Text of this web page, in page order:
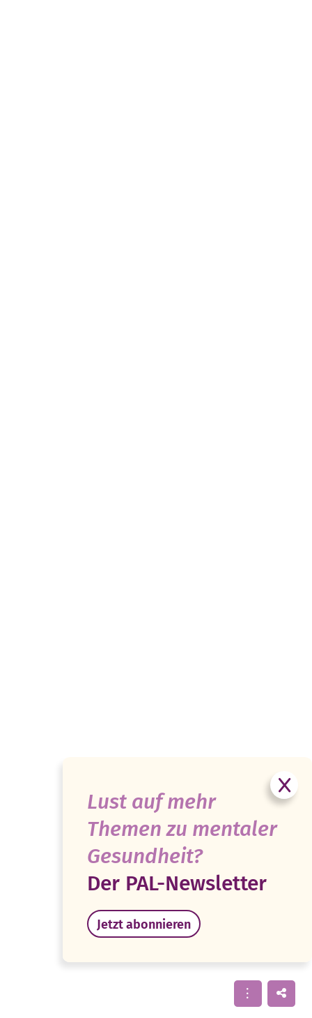
Lust auf mehr
Themen zu mentaler
Gesundheit?
Der PAL-Newsletter
Jetzt abonnieren